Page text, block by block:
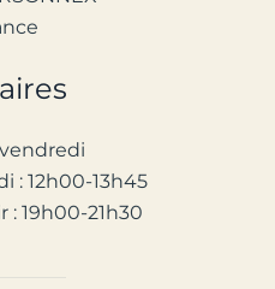
: 12h00-13h45
: 19h00-21h30